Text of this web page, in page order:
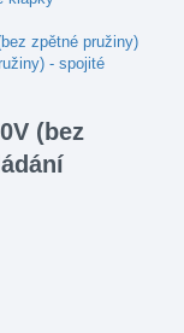
zpětné pružiny)
- spojité
(bez